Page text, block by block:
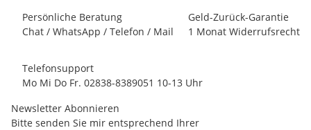
Persönliche Beratung
Chat / WhatsApp / Telefon / Mail
Geld-Zurück-Garantie
1 Monat Widerrufsrecht
Telefonsupport
Mo Mi Do Fr. 02838-8389051 10-13 Uhr
Newsletter Abonnieren
Bitte senden Sie mir entsprechend Ihrer